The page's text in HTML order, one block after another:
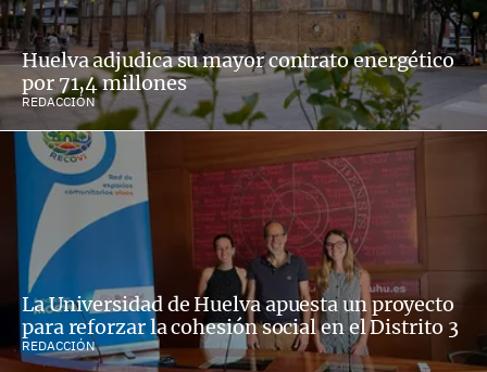
Huelva adjudica su mayor contrato energético
por 71,4 millones
REDACCIÓN
La Universidad de Huelva apuesta un proyecto
para reforzar la cohesión social en el Distrito 3
REDACCIÓN